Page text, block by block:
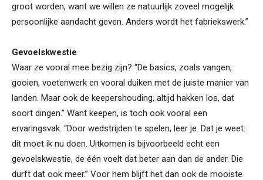
groot worden, want we willen ze natuurlijk zoveel mogelijk
persoonlijke aandacht geven. Anders wordt het fabriekswerk.”
Gevoelskwestie
Waar ze vooral mee bezig zijn? “De basics, zoals vangen,
gooien, voetenwerk en vooral duiken met de juiste manier van
landen. Maar ook de keepershouding, altijd hakken los, dat
soort dingen.” Want keepen, is toch ook vooral een
ervaringsvak. “Door wedstrijden te spelen, leer je. Dat je weet:
dit moet ik nu doen. Uitkomen is bijvoorbeeld echt een
gevoelskwestie, de één voelt dat beter aan dan de ander. Die
durft dat ook meer.” Voor hem blijft het dan ook de mooiste